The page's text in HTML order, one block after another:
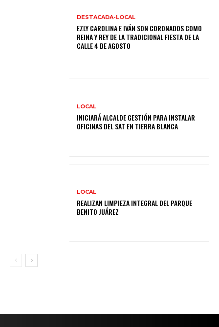
DESTACADA-LOCAL
EZLY CAROLINA E IVÁN SON CORONADOS COMO
REINA Y REY DE LA TRADICIONAL FIESTA DE LA
CALLE 4 DE AGOSTO
LOCAL
INICIARÁ ALCALDE GESTIÓN PARA INSTALAR
OFICINAS DEL SAT EN TIERRA BLANCA
LOCAL
REALIZAN LIMPIEZA INTEGRAL DEL PARQUE
BENITO JUÁREZ